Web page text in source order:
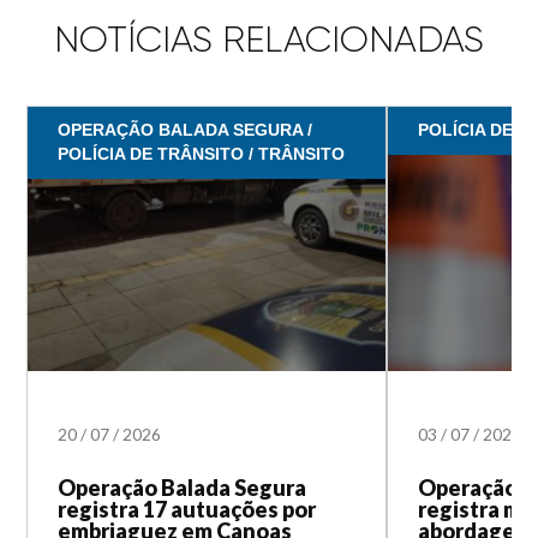
NOTÍCIAS RELACIONADAS
OPERAÇÃO BALADA SEGURA /
POLÍCIA DE TRÂNSITO / TRÂNSITO
20/07/2026
Operação Balada Segura
registra 17 autuações por
embriaguez em Canoas
POLÍCIA DE
03/07/2026
Operação
registra